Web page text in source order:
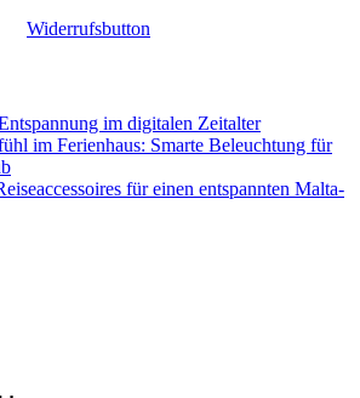
Widerrufsbutton
im digitalen Zeitalter
im Ferienhaus: Smarte Beleuchtung für
für einen entspannten Malta-